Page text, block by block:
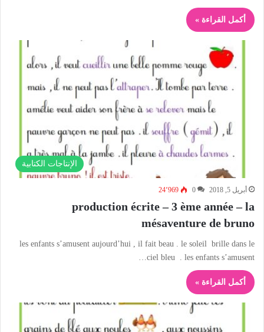
أكمل القراءة »
الإنتاجات الكتابية
أبريل 5, 2018 0 24٬969
production écrite – 3 ème année – la
mésaventure de bruno
les enfants s’amusent aujourd’hui , il fait beau . le soleil brille dans le
ciel bleu . les enfants s’amusent…
أكمل القراءة »